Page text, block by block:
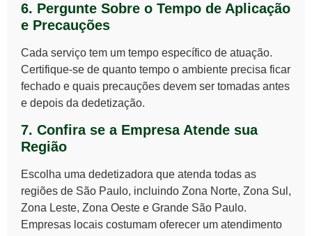
6. Pergunte Sobre o Tempo de Aplicação
e Precauções
Cada serviço tem um tempo específico de atuação.
Certifique-se de quanto tempo o ambiente precisa ficar
fechado e quais precauções devem ser tomadas antes
e depois da dedetização.
7. Confira se a Empresa Atende sua
Região
Escolha uma dedetizadora que atenda todas as
regiões de São Paulo, incluindo Zona Norte, Zona Sul,
Zona Leste, Zona Oeste e Grande São Paulo.
Empresas locais costumam oferecer um atendimento